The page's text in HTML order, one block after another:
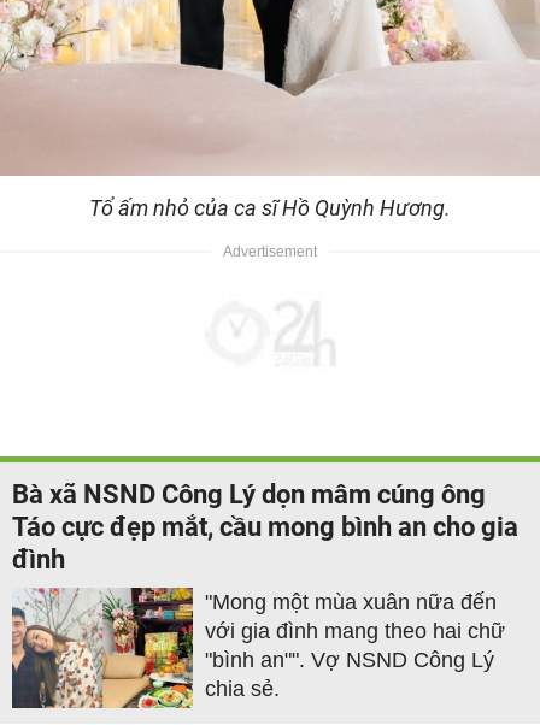
Tổ ấm nhỏ của ca sĩ Hồ Quỳnh Hương.
Bà xã NSND Công Lý dọn mâm cúng ông
Táo cực đẹp mắt, cầu mong bình an cho gia
đình
"Mong một mùa xuân nữa đến
với gia đình mang theo hai chữ
"bình an"". Vợ NSND Công Lý
chia sẻ.